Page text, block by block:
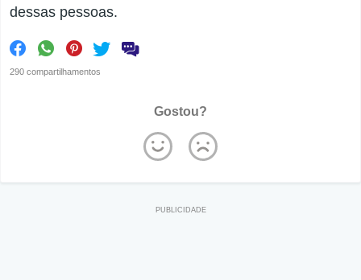
dessas pessoas.
290 compartilhamentos
Gostou?